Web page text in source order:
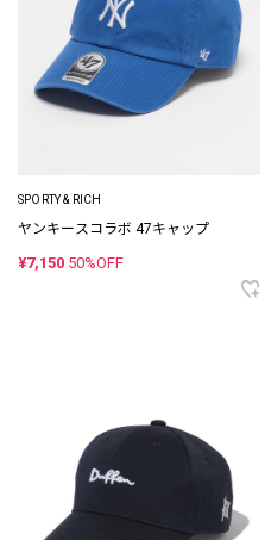
SPORTY & RICH
ヤンキースコラボ 47キャップ
¥7,150 50%OFF